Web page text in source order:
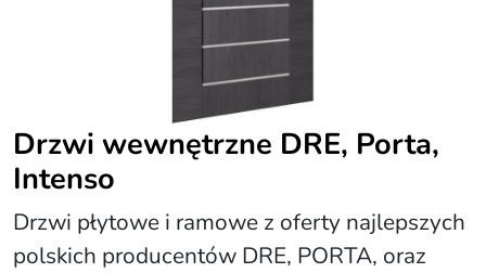
Drzwi wewnętrzne DRE, Porta,
Intenso
Drzwi płytowe i ramowe z oferty najlepszych
polskich producentów DRE, PORTA, oraz